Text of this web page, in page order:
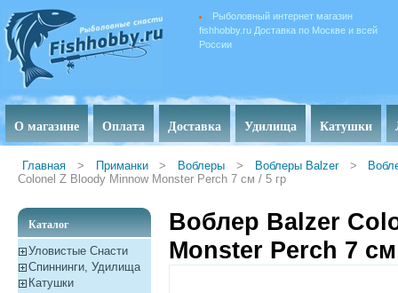
Рыболовный интернет магазин
fishhobby.ru Доставка по Москве и всей
России
О магазине Оплата Доставка Удилища Катушки
Главная > Приманки > Воблеры > Воблеры Balzer >
Colonel Z Bloody Minnow Monster Perch 7 см / 5 гр
Каталог
Уловистые Снасти
Спиннинги, Удилища
Катушки
Воблер Balzer
Monster Perch 7